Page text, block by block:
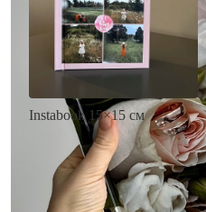
Instabook 15×15 см
• Декор на выбор
• Выбор цвета фона
• Загрузка фото и текста